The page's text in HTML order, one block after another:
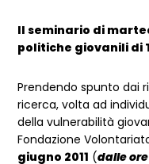
Il seminario di
politiche giovanili di
Prendendo spunto dai
ricerca, volta ad
della vulnerabilità
Fondazione
giugno 2011 (dalle ore